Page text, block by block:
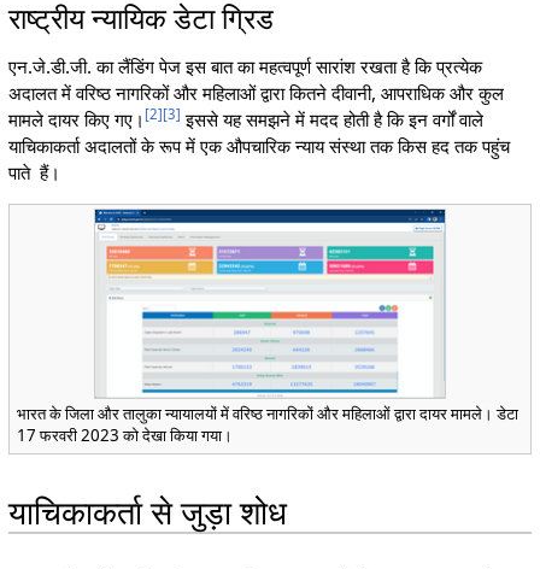
राष्ट्रीय न्यायिक डेटा ग्रिड
एन.जे.डी.जी. का लैंडिंग पेज इस बात का महत्वपूर्ण सारांश रखता है कि प्रत्येक
अदालत में वरिष्ठ नागरिकों और महिलाओं द्वारा कितने दीवानी, आपराधिक और कुल
मामले दायर किए गए। [2][3] इससे यह समझने में मदद होती है कि इन वर्गों वाले
याचिकाकर्ता अदालतों के रूप में एक औपचारिक न्याय संस्था तक किस हद तक पहुंच
पाते हैं।
भारत के जिला और तालुका न्यायालयों में वरिष्ठ नागरिकों और महिलाओं द्वारा दायर मामले। डेटा
17 फरवरी 2023 को देखा किया गया।
याचिकाकर्ता से जुड़ा शोध